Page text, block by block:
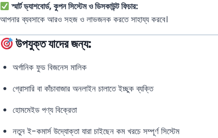
স্মার্ট ড্যাশবোর্ড, কুপন সিস্টেম ও ডিসকাউন্ট ফিচার:
আপনার ব্যবসাকে আরও সহজ ও লাভজনক করতে সাহায্য করবে।
উপযুক্ত যাদের জন্য:
অর্গানিক ফুড বিজনেস মালিক
গ্রোসারি বা কাঁচাবাজার অনলাইন চালাতে ইচ্ছুক ব্যক্তি
হোমমেইড পণ্য বিক্রেতা
নতুন ই-কমার্স উদ্যোক্তা যারা চাইছেন কম খরচে সম্পূর্ণ সিস্টেম